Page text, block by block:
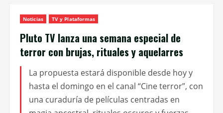
Noticias TV y Plataformas
Pluto TV lanza una semana especial de
terror con brujas, rituales y aquelarres
La propuesta estará disponible desde hoy y
hasta el domingo en el canal “Cine terror”, con
una curaduría de películas centradas en